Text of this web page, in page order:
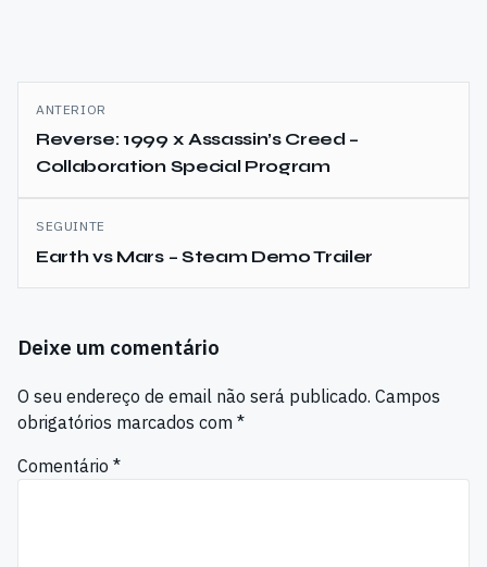
Navegação
de
artigos
ANTERIOR
Reverse: 1999 x Assassin’s Creed –
Collaboration Special Program
SEGUINTE
Earth vs Mars – Steam Demo Trailer
Deixe um comentário
O seu endereço de email não será publicado. Campos
obrigatórios marcados com *
Comentário *